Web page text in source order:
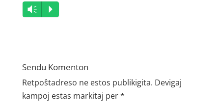
Audio
Player
Vm P
Sendu Komenton
Retpoŝtadreso ne estos publikigita. Devigaj
kampoj estas markitaj per*